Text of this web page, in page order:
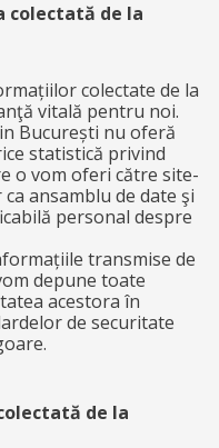
colectată de la
colectate de la
vitală pentru noi.
București nu oferă
statistică privind
o vom oferi către site-
ansamblu de date şi
personal despre
transmise de
depune toate
acestora în
de securitate
de la